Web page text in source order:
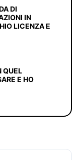
DI
IN
LICENZA E
QUEL
E HO